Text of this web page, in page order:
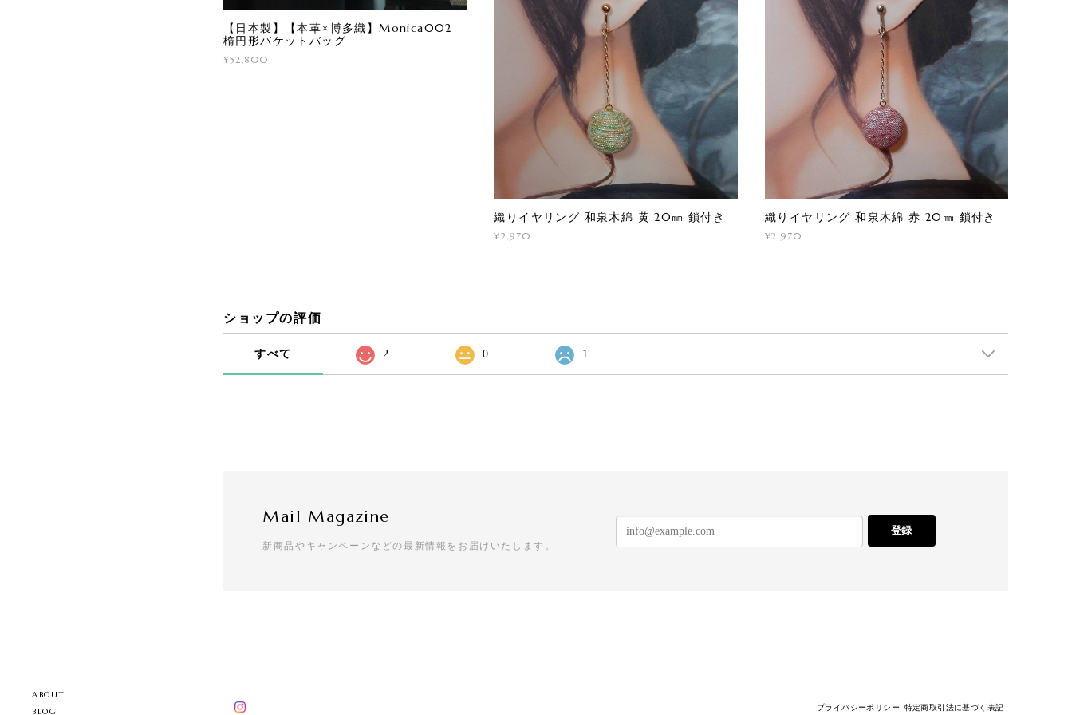
ABOUT
BLOG
【日本製】【本革×博多織】Monica002
楕円形バケットバッグ
¥52,800
織りイヤリング 和泉木綿 黄 20㎜ 鎖付き
¥2,970
織りイヤリング 和泉木綿 赤 20㎜ 鎖付き
¥2,970
ショップの評価
すべて 2 0 1
Mail Magazine
新商品やキャンペーンなどの最新情報をお届けいたします。
登録
プライバシーポリシー 特定商取引法に基づく表記